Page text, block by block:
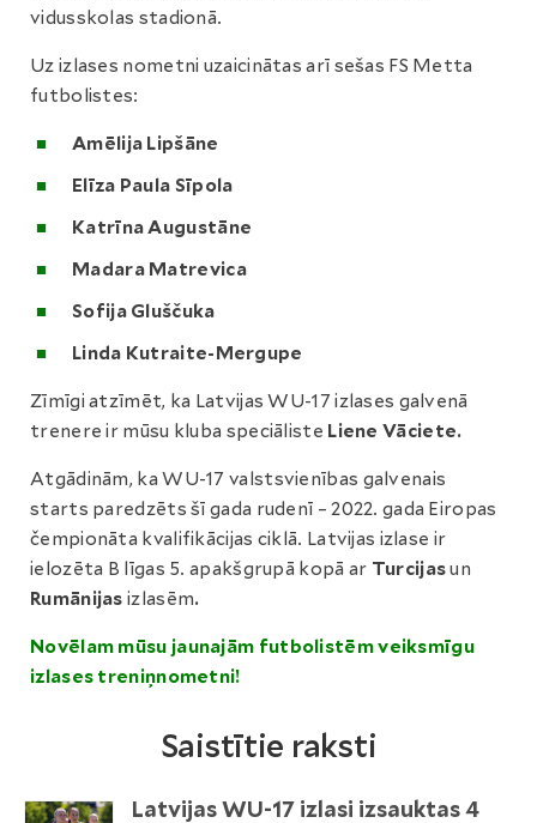
vidusskolas stadionā.
Uz izlases nometni uzaicinātas arī sešas FS Metta
futbolistes:
Amēlija Lipšāne
Elīza Paula Sīpola
Katrīna Augustāne
Madara Matrevica
Sofija Gluščuka
Linda Kutraite-Mergupe
Zīmīgi atzīmēt, ka Latvijas WU-17 izlases galvenā
trenere ir mūsu kluba speciāliste Liene Vāciete.
Atgādinām, ka WU-17 valstsvienības galvenais
starts paredzēts šī gada rudenī – 2022. gada Eiropas
čempionāta kvalifikācijas ciklā. Latvijas izlase ir
ielozēta B līgas 5. apakšgrupā kopā ar Turcijasun
Rumānijas izlasēm.
Novēlam mūsu jaunajām futbolistēm veiksmīgu
izlases treniņnometni!
Saistītie raksti
Latvijas WU-17 izlasi izsauktas 4